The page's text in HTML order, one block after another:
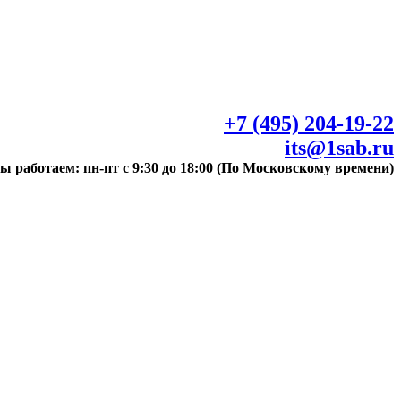
+7 (495) 204-19-22
its@1sab.ru
работаем: пн-пт с 9:30 до 18:00 (По Московскому времени)